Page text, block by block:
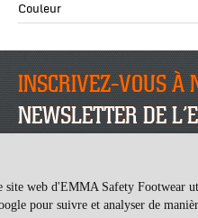
site web d'EMMA Safety Footwear
pour suivre et analyser de
Couleur
INSCRIVEZ-VOUS À
NEWSLETTER DE